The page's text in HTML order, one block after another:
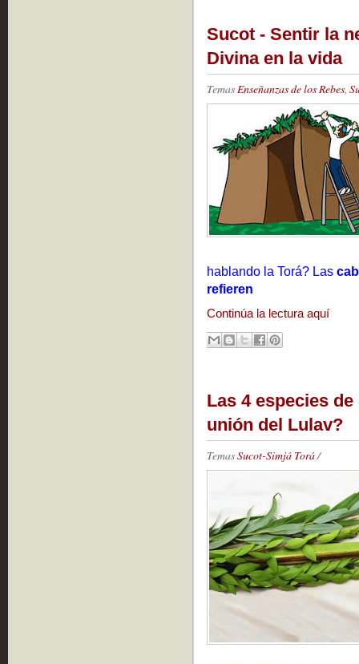
Sucot - Sentir la
Divina en la vida
TemasEnseñanzas de los Rebes,
hablando la Torá? Las
refieren
Continúa la lectura aquí
Las 4 especies
unión del Lulav?
TemasSucot-Simjá Torá/